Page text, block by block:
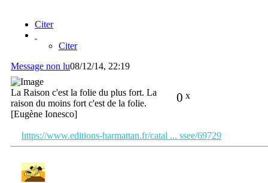
Citer
Citer
Message non lu08/12/14, 22:19
0 x
La Raison c'est la folie du plus fort. La
raison du moins fort c'est de la folie.
[Eugène Ionesco]
https://www.editions-harmattan.fr/catal ... ssee/69729